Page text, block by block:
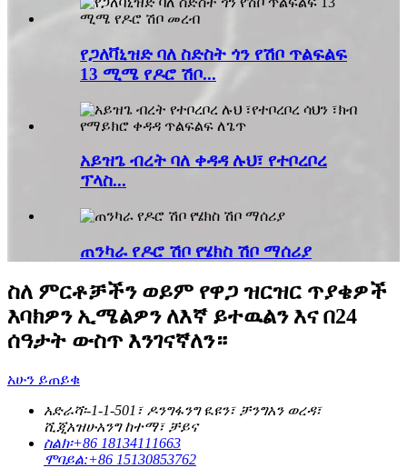
የጋለቫኒዝድ ባለ ስድስት ጎን የሽቦ ጥልፍልፍ
13 ሚሜ የዶሮ ሽቦ...
አይዝጌ ብረት ባለ ቀዳዳ ሉህ፣ የተቦረቦረ
ፕላስ...
ጠንካራ የዶሮ ሽቦ የሄክስ ሽቦ ማሰሪያ
ስለ ምርቶቻችን ወይም የዋጋ ዝርዝር ጥያቄዎች
እባክዎን ኢሜልዎን ለእኛ ይተዉልን እና በ24
ሰዓታት ውስጥ እንገናኛለን።
አሁን ይጠይቁ
አድራሻ፡-1-1-501፣ ዶንግፋንግ ዪዩን፣ ቻንግአን ወረዳ፣
ሺጂአዝሁአንግ ከተማ፣ ቻይና
ስልክ፡+86 18134111663
ሞባይል:+86 15130853762